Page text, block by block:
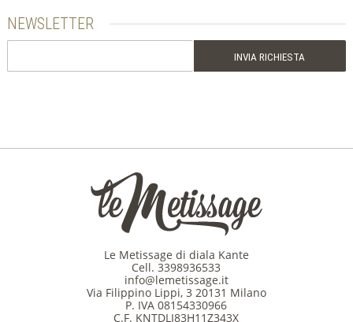
NEWSLETTER
Le Metissage di diala Kante
Cell.3398936533
info@lemetissage.it
Via Filippino Lippi, 3 20131 Milano
P. IVA 08154330966
C.F. KNTDLI83H11Z343X